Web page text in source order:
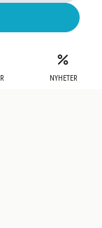
NYHETER